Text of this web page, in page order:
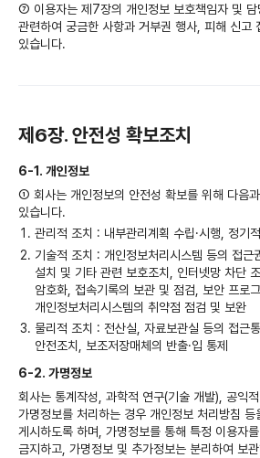
⑦ 이용자는 제7장의 개인정보 보호책임자 및 담
관련하여 궁금한 사항과 거부권 행사, 피해 신고
있습니다.
제6장. 안전성 확보조치
6-1. 개인정보
① 회사는 개인정보의 안전성 확보를 위해 다음
있습니다.
관리적 조치 : 내부관리계획 수립·시행, 정기
기술적 조치 : 개인정보처리시스템 등의 접근
설치 및 기타 관련 보호조치, 인터넷망 차단
암호화, 접속기록의 보관 및 점검, 보안 프로
개인정보처리시스템의 취약점 점검 및 보완
물리적 조치 : 전산실, 자료보관실 등의 접근
안전조치, 보조저장매체의 반출·입 통제
6-2. 가명정보
회사는 통계작성, 과학적 연구(기술 개발), 공익
가명정보를 처리하는 경우 개인정보 처리방침
게시하도록 하며, 가명정보를 통해 특정 이용자
금지하고, 가명정보 및 추가정보는 분리하여 보